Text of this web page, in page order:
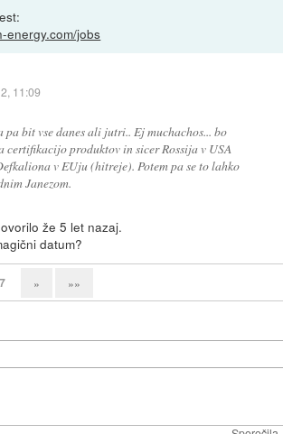
energy.com/jobs
11:09
pa bit vse danes ali jutri.. Ej muchachos... bo
certifikacijo produktov in sicer Rossija v USA
v EUju (hitreje). Potem pa se to lahko
Janezom.
že 5 let nazaj.
datum?
» »»